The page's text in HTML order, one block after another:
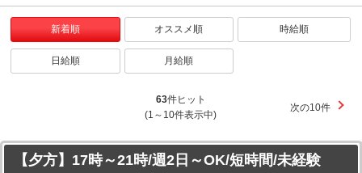
新着順 オススメ順 時給順
日給順 月給順
63件ヒット
(1～10件表示中)
次の10件
【夕方】17時～21時/週2日～OK/短時間/未経験